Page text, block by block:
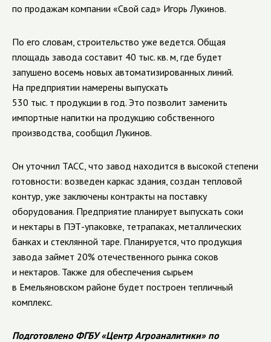
по продажам компании «Свой сад» Игорь Лукинов.
По его словам, строительство уже ведется. Общая
площадь завода составит 40 тыс. кв. м, где будет
запушено восемь новых автоматизированных линий.
На предприятии намерены выпускать
530 тыс. т продукции в год. Это позволит заменить
импортные напитки на продукцию собственного
производства, сообщил Лукинов.
Он уточнил ТАСС, что завод находится в высокой степени
готовности: возведен каркас здания, создан тепловой
контур, уже заключены контракты на поставку
оборудования. Предприятие планирует выпускать соки
и нектары в ПЭТ-упаковке, тетрапаках, металлических
банках и стеклянной таре. Планируется, что продукция
завода займет 20% отечественного рынка соков
и нектаров. Также для обеспечения сырьем
в Емельяновском районе будет построен тепличный
комплекс.
Подготовлено ФГБУ «Центр Агроаналитики» по